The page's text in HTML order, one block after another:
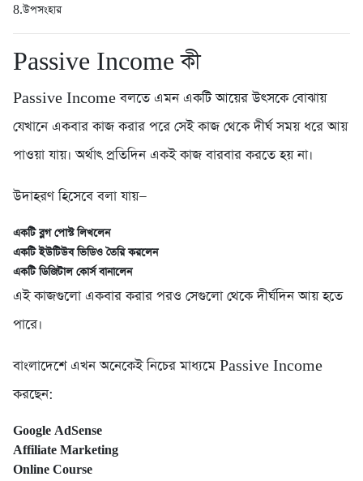
8.উপসংহার
Passive Income কী
Passive Income বলতে এমন একটি আয়ের উৎসকে বোঝায়
যেখানে একবার কাজ করার পরে সেই কাজ থেকে দীর্ঘ সময় ধরে আয়
পাওয়া যায়। অর্থাৎ প্রতিদিন একই কাজ বারবার করতে হয় না।
উদাহরণ হিসেবে বলা যায়—
একটি ব্লগ পোস্ট লিখলেন
একটি ইউটিউব ভিডিও তৈরি করলেন
একটি ডিজিটাল কোর্স বানালেন
এই কাজগুলো একবার করার পরও সেগুলো থেকে দীর্ঘদিন আয় হতে
পারে।
বাংলাদেশে এখন অনেকেই নিচের মাধ্যমে Passive Income
করছেন:
Google AdSense
Affiliate Marketing
Online Course